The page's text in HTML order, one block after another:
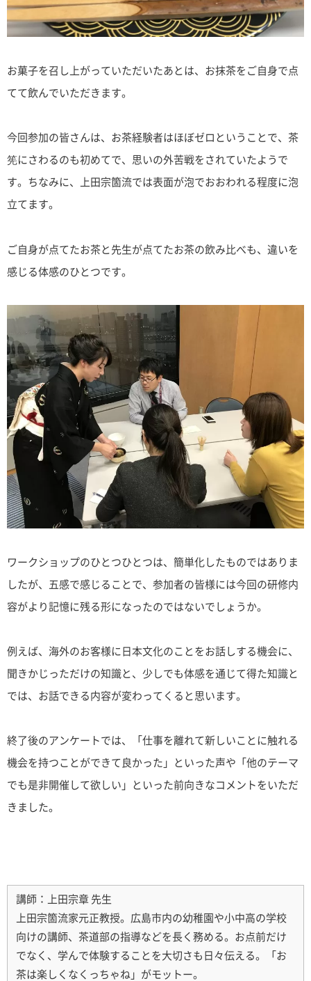
お菓子を召し上がっていただいたあとは、お抹茶をご自身で点
てて飲んでいただきます。
今回参加の皆さんは、お茶経験者はほぼゼロということで、茶
筅にさわるのも初めてで、思いの外苦戦をされていたようで
す。ちなみに、上田宗箇流では表面が泡でおおわれる程度に泡
立てます。
ご自身が点てたお茶と先生が点てたお茶の飲み比べも、違いを
感じる体感のひとつです。
ワークショップのひとつひとつは、簡単化したものではありま
したが、五感で感じることで、参加者の皆様には今回の研修内
容がより記憶に残る形になったのではないでしょうか。
例えば、海外のお客様に日本文化のことをお話しする機会に、
聞きかじっただけの知識と、少しでも体感を通じて得た知識と
では、お話できる内容が変わってくると思います。
終了後のアンケートでは、「仕事を離れて新しいことに触れる
機会を持つことができて良かった」といった声や「他のテーマ
でも是非開催して欲しい」といった前向きなコメントをいただ
きました。
講師：上田宗章 先生
上田宗箇流家元正教授。広島市内の幼稚園や小中高の学校
向けの講師、茶道部の指導などを長く務める。お点前だけ
でなく、学んで体験することを大切さも日々伝える。「お
茶は楽しくなくっちゃね」がモットー。